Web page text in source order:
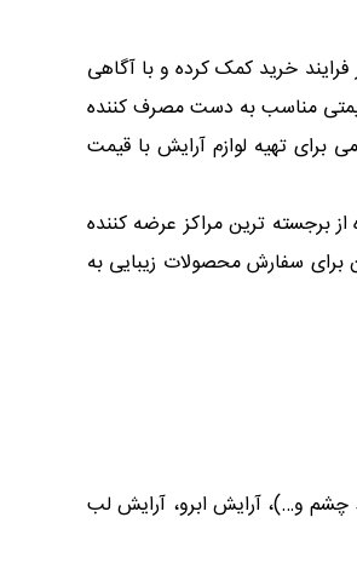
خرید کمک کرده و با آگاهی
قیمتی مناسب به دست مصرف کننده
گرامی برای تهیه لوازم آرایش با قیمت
از برجسته ترین مراکز عرضه کننده
برای سفارش محصولات زیبایی به
و…)، آرایش ابرو، آرایش لب